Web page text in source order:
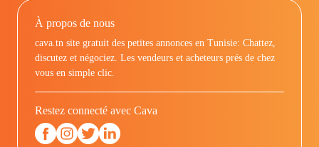
À propos de nous
cava.tn site gratuit des petites annonces en Tunisie: Chattez,
discutez et négociez. Les vendeurs et acheteurs prés de chez
vous en simple clic.
Restez connecté avec Cava